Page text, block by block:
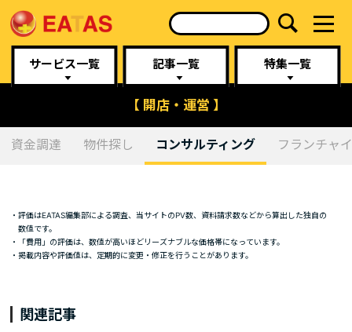
サービス一覧 記事一覧 特集一覧
【 開店・運営 】
資金調達 物件探し コンサルティング フランチャ
・評価はEATAS編集部による調査、当サイトのPV数、資料請求数などから算出した独自の
数値です。
・「費用」の評価は、数値が高いほどリーズナブルな価格帯になっています。
・掲載内容や評価値は、定期的に変更・修正を行うことがあります。
関連記事